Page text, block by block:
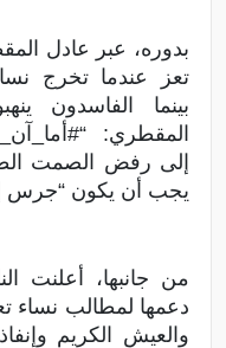
بدوره، عبر عادل
تعز عندما تخرج
بينما الفاسدون
المقطري:
إلى رفض الصمت
يجب أن يكون “جرس
من جانبها، أعلنت
دعمها لمطالب نساء
والعيش الكريم